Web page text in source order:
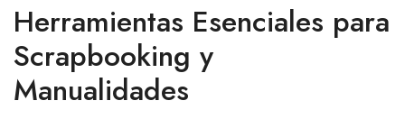
Herramientas Esenciales para
Scrapbooking y
Manualidades